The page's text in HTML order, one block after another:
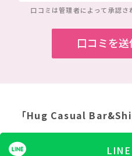
口コミは管理者によって承認さ
「Hug Casual
LINE